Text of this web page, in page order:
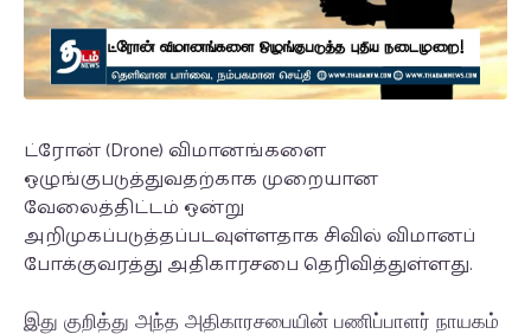
ட்ரோன் (Drone) விமானங்களை
ஒழுங்குபடுத்துவதற்காக முறையான
வேலைத்திட்டம் ஒன்று
அறிமுகப்படுத்தப்படவுள்ளதாக சிவில் விமானப்
போக்குவரத்து அதிகாரசபை தெரிவித்துள்ளது.
இது குறித்து அந்த அதிகாரசபையின் பணிப்பாளர் நாயகம்